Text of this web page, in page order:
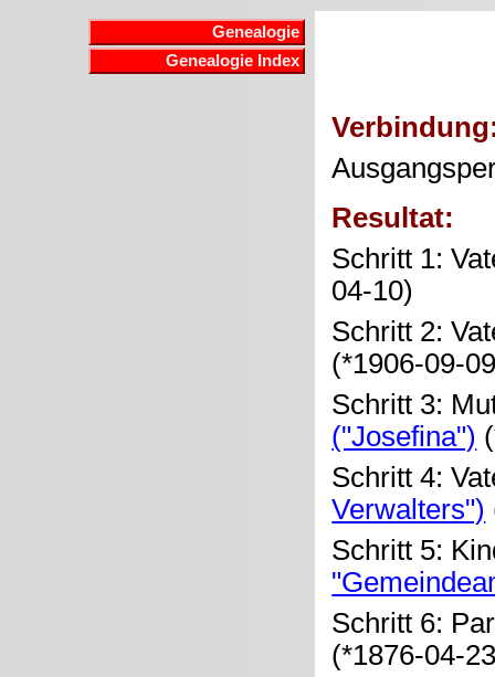
Genealogie
Genealogie Index
Resultat:
Schritt 1:
04-10)
Schritt 2:
(*1906-09-
Schritt 3:
("Josefina")
Schritt 4:
Verwalters")
Schritt 5:
Schritt 6:
(*1876-04-